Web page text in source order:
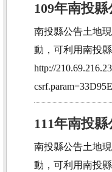
109年南投
南投縣公告土地
動，可利用南投
http://
111年南投
南投縣公告土地
動，可利用南投